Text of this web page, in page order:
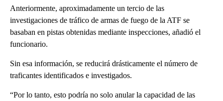
Anteriormente, aproximadamente un tercio de las
investigaciones de tráfico de armas de fuego de la ATF se
basaban en pistas obtenidas mediante inspecciones, añadió el
funcionario.
Sin esa información, se reducirá drásticamente el número de
traficantes identificados e investigados.
“Por lo tanto, esto podría no solo anular la capacidad de las